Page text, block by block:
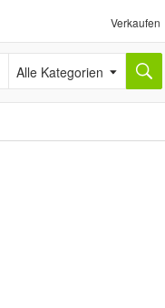
Verkaufen
Alle Kategorien